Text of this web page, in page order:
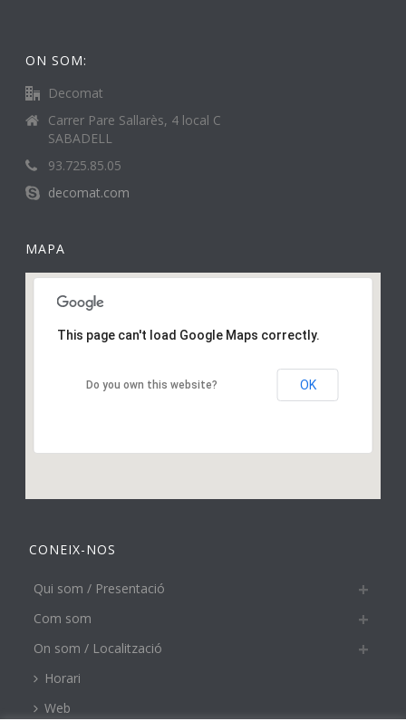
ON SOM:
Decomat
Carrer Pare Sallarès, 4 local C
SABADELL
93.725.85.05
decomat.com
MAPA
This page can't load Google Maps correctly.
Do you own this website? OK
CONEIX-NOS
Qui som / Presentació
Com som
On som / Localització
Horari
Web